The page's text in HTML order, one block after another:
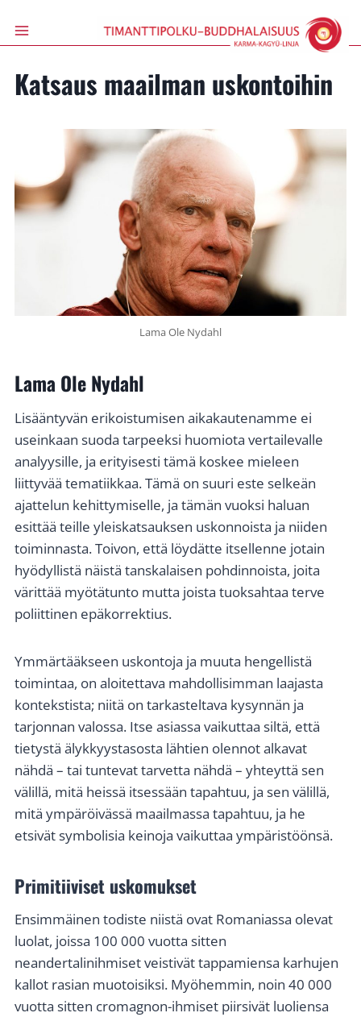
sisältöön
Katsaus maailman uskontoihin
Lama Ole Nydahl
Lama Ole Nydahl
Lisääntyvän erikoistumisen aikakautenamme ei
useinkaan suoda tarpeeksi huomiota vertailevalle
analyysille, ja erityisesti tämä koskee mieleen
liittyvää tematiikkaa. Tämä on suuri este selkeän
ajattelun kehittymiselle, ja tämän vuoksi haluan
esittää teille yleiskatsauksen uskonnoista ja niiden
toiminnasta. Toivon, että löydätte itsellenne jotain
hyödyllistä näistä tanskalaisen pohdinnoista, joita
värittää myötätunto mutta joista tuoksahtaa terve
poliittinen epäkorrektius.
Ymmärtääkseen uskontoja ja muuta hengellistä
toimintaa, on aloitettava mahdollisimman laajasta
kontekstista; niitä on tarkasteltava kysynnän ja
tarjonnan valossa. Itse asiassa vaikuttaa siltä, että
tietystä älykkyystasosta lähtien olennot alkavat
nähdä – tai tuntevat tarvetta nähdä – yhteyttä sen
välillä, mitä heissä itsessään tapahtuu, ja sen välillä,
mitä ympäröivässä maailmassa tapahtuu, ja he
etsivät symbolisia keinoja vaikuttaa ympäristöönsä.
Primitiiviset uskomukset
Ensimmäinen todiste niistä ovat Romaniassa olevat
luolat, joissa 100 000 vuotta sitten
neandertalinihmiset veistivät tappamiensa karhujen
kallot rasian muotoisiksi. Myöhemmin, noin 40 000
vuotta sitten cromagnon-ihmiset piirsivät luoliensa